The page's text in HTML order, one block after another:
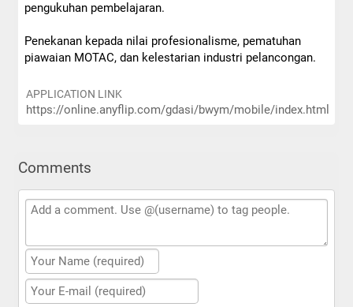
pengukuhan pembelajaran.
Penekanan kepada nilai profesionalisme, pematuhan
piawaian MOTAC, dan kelestarian industri pelancongan.
APPLICATION LINK
https://online.anyflip.com/gdasi/bwym/mobile/index.html
Comments